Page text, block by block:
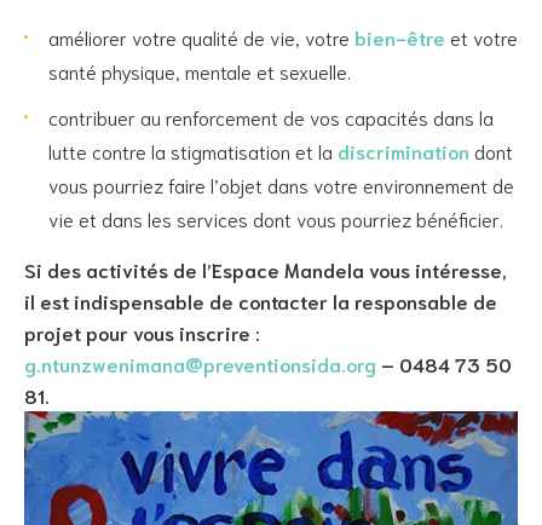
améliorer votre qualité de vie, votre bien-être et votre
santé physique, mentale et sexuelle.
contribuer au renforcement de vos capacités dans la
lutte contre la stigmatisation et la discrimination dont
vous pourriez faire l’objet dans votre environnement de
vie et dans les services dont vous pourriez bénéficier.
Si des activités de l’Espace Mandela vous intéresse,
il est indispensable de contacter la responsable de
projet pour vous inscrire :
g.ntunzwenimana@preventionsida.org – 0484 73 50
81.